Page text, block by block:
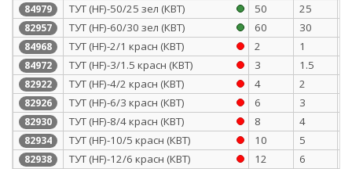
84979 ТУТ (HF)-50/25 зел (КВТ) 50 25
82957 ТУТ (HF)-60/30 зел (КВТ) 60 30
84968 ТУТ (HF)-2/1 красн (КВТ) 2 1
84972 ТУТ (HF)-3/1.5 красн (КВТ) 3 1.5
82922 ТУТ (HF)-4/2 красн (КВТ) 4 2
82926 ТУТ (HF)-6/3 красн (КВТ) 6 3
82930 ТУТ (HF)-8/4 красн (КВТ) 8 4
82934 ТУТ (HF)-10/5 красн (КВТ) 10 5
82938 ТУТ (HF)-12/6 красн (КВТ) 12 6